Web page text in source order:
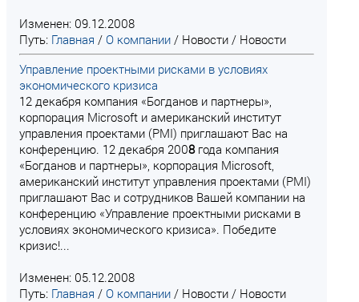
Изменен: 09.12.2008
Путь: Главная / О компании / Новости / Новости
Управление проектными рисками в условиях
экономического кризиса
12 декабря компания «Богданов и партнеры»,
корпорация Microsoft и американский институт
управления проектами (PMI) приглашают Вас на
конференцию. 12 декабря 2008года компания
«Богданов и партнеры», корпорация Microsoft,
американский институт управления проектами (PMI)
приглашают Вас и сотрудников Вашей компании на
конференцию «Управление проектными рисками в
условиях экономического кризиса». Победите
кризис!...
Изменен: 05.12.2008
Путь: Главная / О компании / Новости / Новости